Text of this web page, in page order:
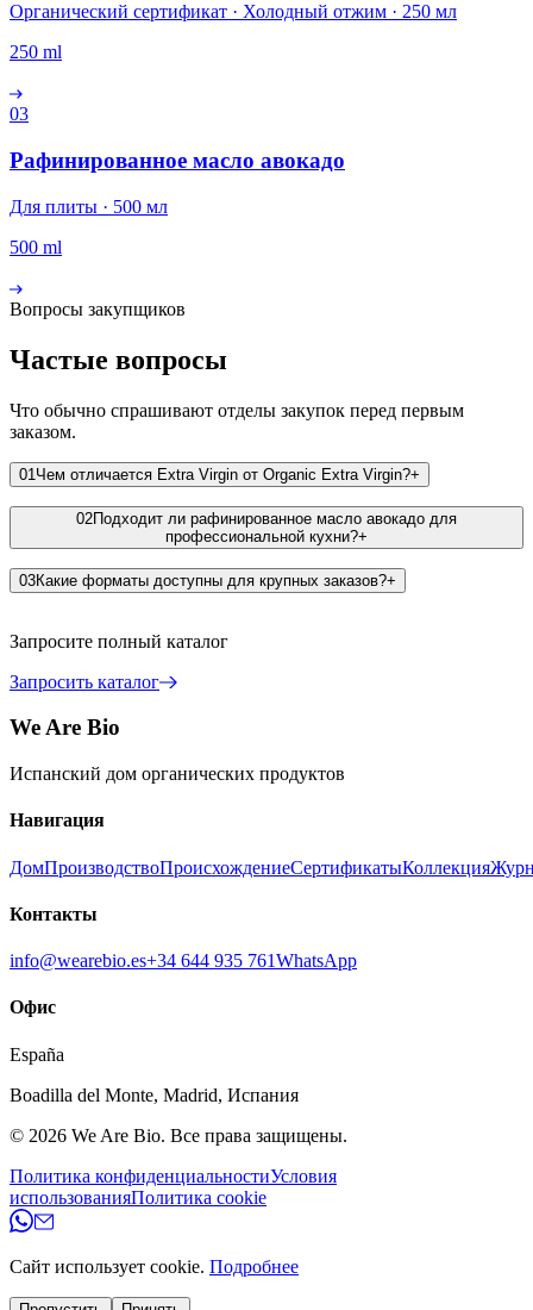
Органический сертификат · Холодный отжим · 250 мл
250 ml
03
Рафинированное масло авокадо
Для плиты · 500 мл
500 ml
Вопросы закупщиков
Частые вопросы
Что обычно спрашивают отделы закупок перед первым
заказом.
01 Чем отличается Extra Virgin от Organic Extra Virgin?+
02Подходит ли рафинированное масло авокадо для
профессиональной кухни?+
03Какие форматы доступны для крупных заказов?+
Запросите полный каталог
Запросить каталог
We Are Bio
Испанский дом органических продуктов
Навигация
ДомПроизводствоПроисхождениеСертификатыКоллекция
Контакты
info@wearebio.es+34 644 935 761WhatsApp
Офис
España
Boadilla del Monte, Madrid, Испания
© 2026 We Are Bio. Все права защищены.
Политика конфиденциальностиУсловия
использованияПолитика cookie
Сайт использует cookie. Подробнее